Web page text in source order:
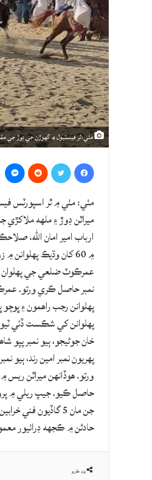
مٺي:ٿر فيسٽيول ۾ گهوڙن جي ڊوڙ جي
مٺي: مٺي ۾ ٿر اسپورٽس
ميراٿن ڊوڙ ۽ ملهه ملاکڙي
ارباب امير امان الله،
۾ 60 کان وڌيڪ
عمرڪوٽ ضلعي جي پهلوان
نمبر حاصل ڪري ورتو.
پهلوانن رجب راهمون ۽
پهلوانن کي شڪست ڏئي
خان جوڻيجو، ٻيو نمبر
پهريون نمبر امين رند، ٻيو
ورتو. هوڏانهن ميراٿن ريس
جن مان 5 گاڏيون
حادثن ۾ ڪجهه ڊرائيور
ونڊ ڪريو